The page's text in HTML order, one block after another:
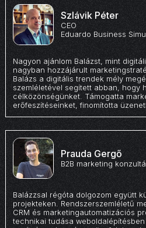
Szlávik Péter
CEO
Eduardo Business
Nagyon ajánlom Balázst, mint
nagyban hozzájárult
Balázs a digitális trendek mély
szemléletével segített abban, hogy
célközönségünket. Támogatta
erőfeszítéseinket, finomította
Prauda Gergő
B2B marketing
Balázzsal régóta dolgozom együtt
projekteken. Rendszerszemléletű
CRM és marketingautomatizációs
technikai tudása